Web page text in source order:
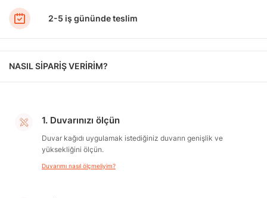
2-5 iş gününde teslim
NASIL SİPARİŞ VERİRİM?
1. Duvarınızı ölçün
Duvar kağıdı uygulamak istediğiniz duvarın genişlik ve
yüksekliğini ölçün.
Duvarımı nasıl ölçmeliyim?